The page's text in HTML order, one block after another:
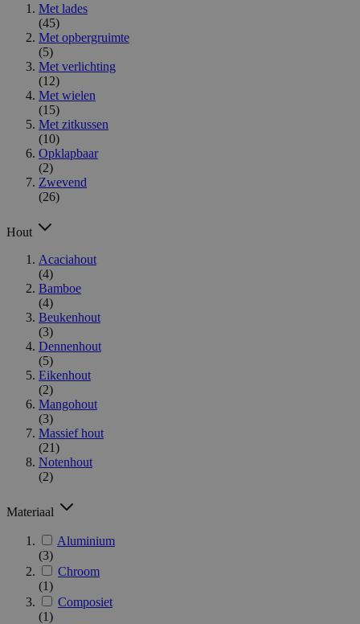
Met lades
(45)
Met opbergruimte
(5)
Met verlichting
(12)
Met wielen
(15)
Met zitkussen
(10)
Opklapbaar
(2)
Zwevend
(26)
Hout
Acaciahout
(4)
Bamboe
(4)
Beukenhout
(3)
Dennenhout
(5)
Eikenhout
(2)
Mangohout
(3)
Massief hout
(21)
Notenhout
(2)
Materiaal
Aluminium
(3)
Chroom
(1)
Composiet
(1)